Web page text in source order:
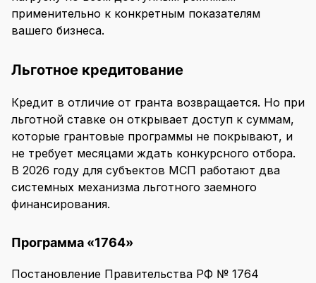
применительно к конкретным показателям
вашего бизнеса.
Льготное кредитование
Кредит в отличие от гранта возвращается. Но при
льготной ставке он открывает доступ к суммам,
которые грантовые программы не покрывают, и
не требует месяцами ждать конкурсного отбора.
В 2026 году для субъектов МСП работают два
системных механизма льготного заемного
финансирования.
Программа «1764»
Постановление Правительства РФ № 1764